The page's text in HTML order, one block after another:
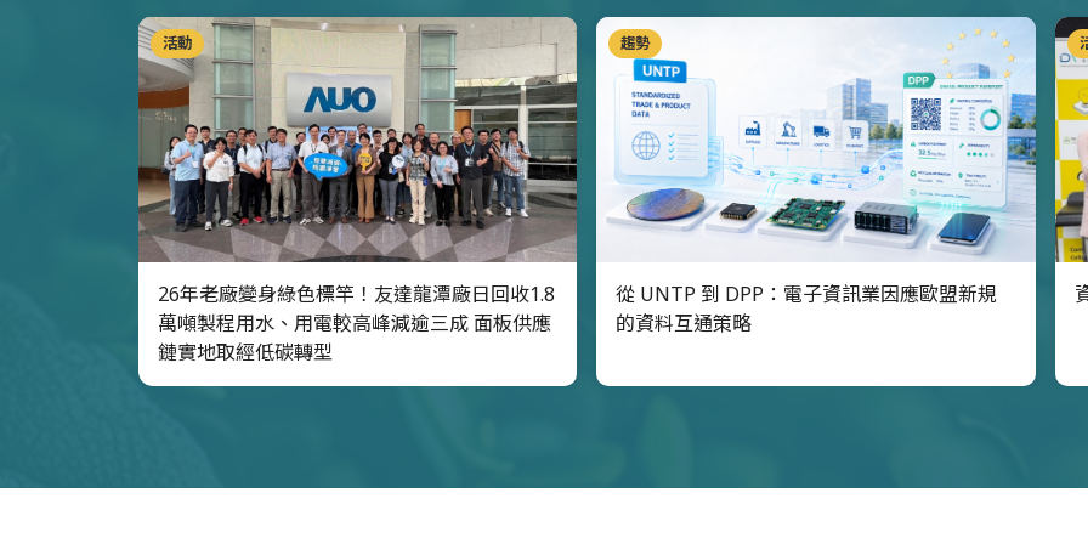
活動
26年老廠變身綠色標竿！友達龍潭廠日回收1.8
萬噸製程用水、用電較高峰減逾三成 面板供應
鏈實地取經低碳轉型
趨勢
從 UNTP 到 DPP：電子資訊業因應歐盟新規
的資料互通策略